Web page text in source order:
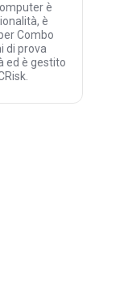
è
è
Combo
di prova
ed è gestito